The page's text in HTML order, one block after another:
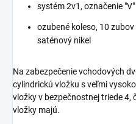
systém 2v1, označenie "V"
ozubené koleso, 10
saténový nikel
Na zabezpečenie vchodových
cylindrickú vložku s veľmi
vložky v bezpečnostnej triede 4,
vložky majú.